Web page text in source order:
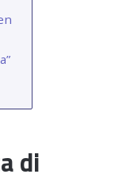
di